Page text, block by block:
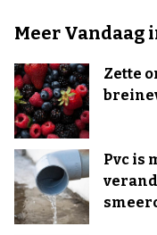
Meer Vandaag
Zette
Pvc is